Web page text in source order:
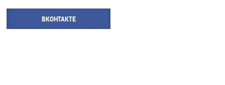
ВКОНТАКТЕ